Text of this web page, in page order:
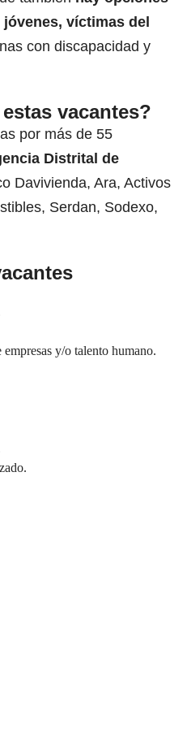
jóvenes, víctimas del
con discapacidad y
vacantes?
por más de 55
Distrital de
Davivienda, Ara, Activos
Serdan, Sodexo,
y/o talento humano.